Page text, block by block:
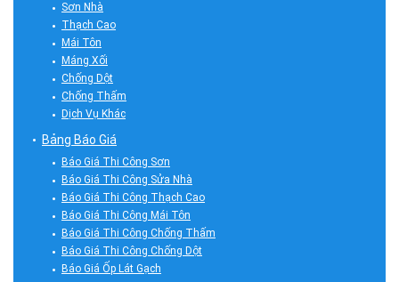
Sơn Nhà
Thạch Cao
Mái Tôn
Máng Xối
Chống Dột
Chống Thấm
Dịch Vụ Khác
Bảng Báo Giá
Báo Giá Thi Công Sơn
Báo Giá Thi Công Sửa Nhà
Báo Giá Thi Công Thạch Cao
Báo Giá Thi Công Mái Tôn
Báo Giá Thi Công Chống Thấm
Báo Giá Thi Công Chống Dột
Báo Giá Ốp Lát Gạch